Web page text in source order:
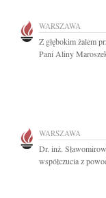
WARSZAWA
Z głębokim żalem
Pani Aliny
WARSZAWA
Dr. inż.
współczucia z